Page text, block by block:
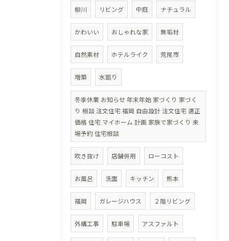
柳川 リビング 中庭 ナチュラル
かわいい おしゃれな家 無垢材
自然素材 ホテルライク 荒尾市
増築 水廻り
冬季休業 お知らせ 年末年始 家づくり 家づく
り 相談 注文住宅 福岡 自由設計 注文住宅 適正
価格 住宅 マイホーム 計画 家族で家づくり 来
場予約 住宅相談
吹き抜け 店舗併用 ローコスト
お風呂 洗面 キッチン 熊本
福岡 ガレージハウス ２階リビング
外構工事 駐車場 アスファルト